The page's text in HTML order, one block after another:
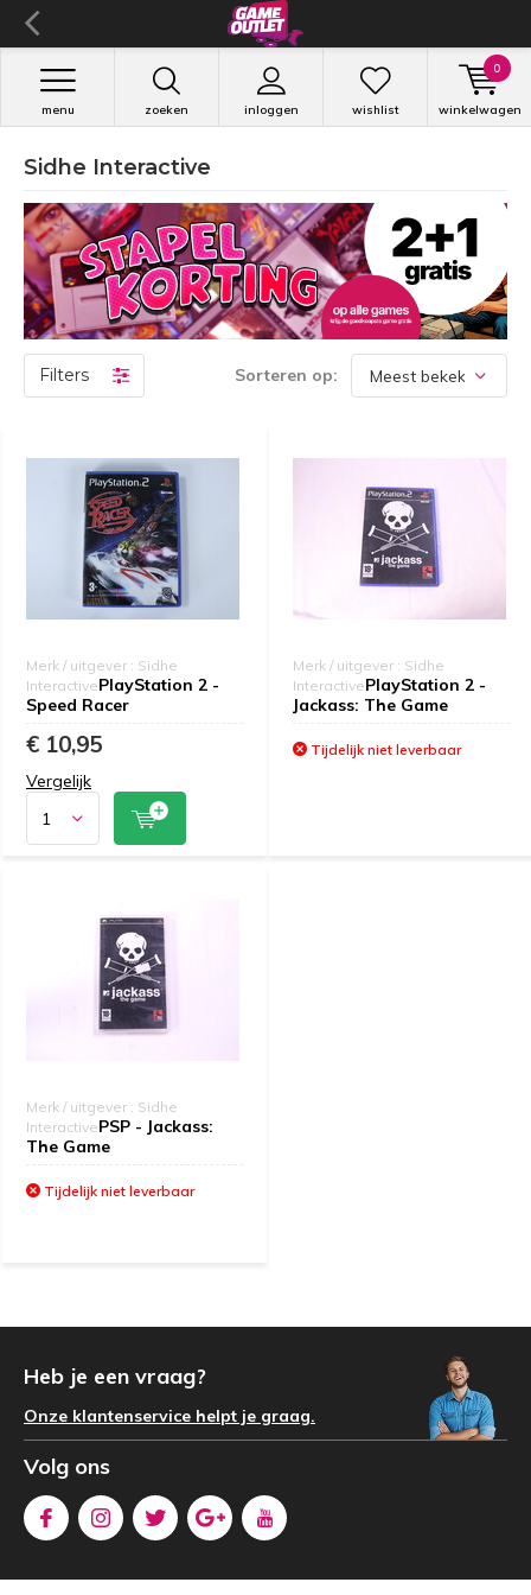
zoeken inloggen
menu wishlist winkelwagen
0
Sidhe Interactive
Filters Sorteren op:
Merk / uitgever : Sidhe
InteractivePlayStation 2 -
Speed Racer
€ 10,95
Vergelijk
Merk / uitgever : Sidhe
InteractivePlayStation 2 -
Jackass: The Game
Tijdelijk niet leverbaar
Merk / uitgever : Sidhe
InteractivePSP - Jackass:
The Game
Tijdelijk niet leverbaar
Heb je een vraag?
Onze klantenservice helpt je graag.
Volg ons